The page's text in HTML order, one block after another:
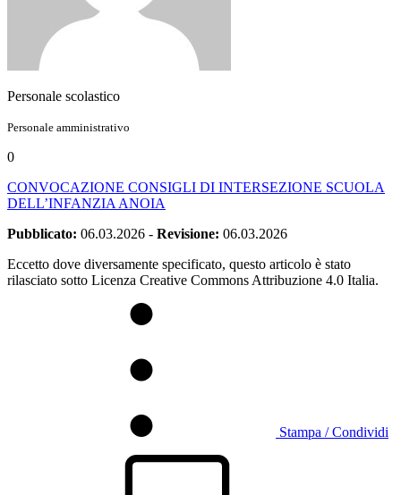
Personale scolastico
Personale amministrativo
0
CONVOCAZIONE CONSIGLI DI INTERSEZIONE SCUOLA
DELL’INFANZIA ANOIA
Pubblicato: 06.03.2026 - Revisione: 06.03.2026
Eccetto dove diversamente specificato, questo articolo è stato
rilasciato sotto Licenza Creative Commons Attribuzione 4.0 Italia.
Stampa / Condividi